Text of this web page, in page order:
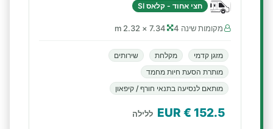
חצי אחוד - קלאס SI
מקומות שינה 4 7.34 × 2.32 m
מזגן קדמי מקלחת
שירותים
מותרת הסעת חיות מחמד
מותאם לנסיעה בתנאי חורף / קיפאון
152.5
€ EUR ללילה